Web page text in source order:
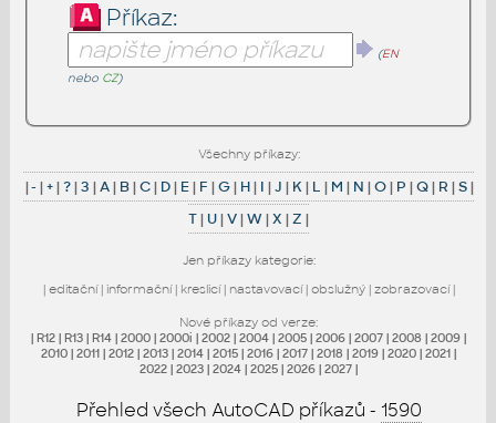
Příkaz:
(EN
nebo CZ)
Všechny příkazy:
|- |+|?|3 |A| B|C| D| E| F |G| H| I |J | K| L | M | N |O| P |Q| R |S|
T| U|V|W|X |Z |
Jen příkazy kategorie:
| editační| informační| kreslicí| nastavovací| obslužný| zobrazovací|
Nové příkazy od verze:
| R12 | R13 | R14 | 2000 | 2000i | 2002 | 2004 | 2005 | 2006 | 2007 | 2008 | 2009 |
2010 | 2011 | 2012 | 2013 | 2014 | 2015 | 2016 | 2017 | 2018 | 2019 | 2020 | 2021 |
2022 | 2023 | 2024 | 2025 | 2026 | 2027 |
Přehled všech AutoCAD příkazů - 1590